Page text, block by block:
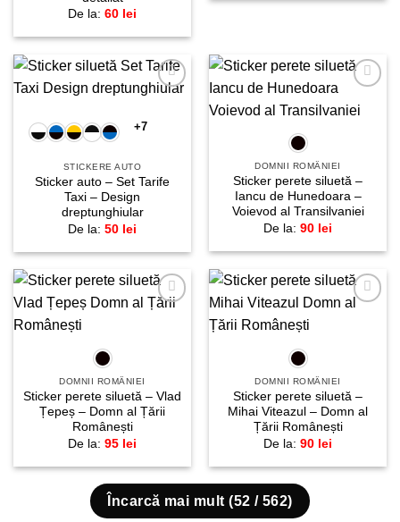
De la: 60 lei
Adaugă
favorite!
+7
STICKERE AUTO
Sticker auto – Set Tarife
Taxi – Design
dreptunghiular
De la: 50 lei
la
DOMNII ROMÂNIEI
Sticker perete siluetă –
Iancu de Hunedoara –
Voievod al Transilvaniei
De la: 90 lei
DOMNII ROMÂNIEI
Sticker perete siluetă – Vlad
Țepeș – Domn al Țării
Românești
De la: 95 lei
DOMNII ROMÂNIEI
Sticker perete siluetă –
Mihai Viteazul – Domn al
Țării Românești
De la: 90 lei
Încarcă mai mult(52 / 562)